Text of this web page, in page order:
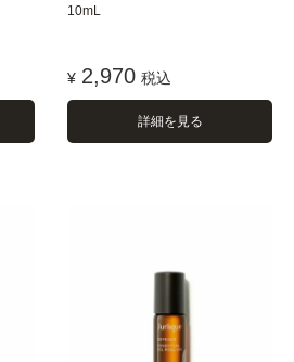
10mL
¥ 2,970 税込
詳細を見る